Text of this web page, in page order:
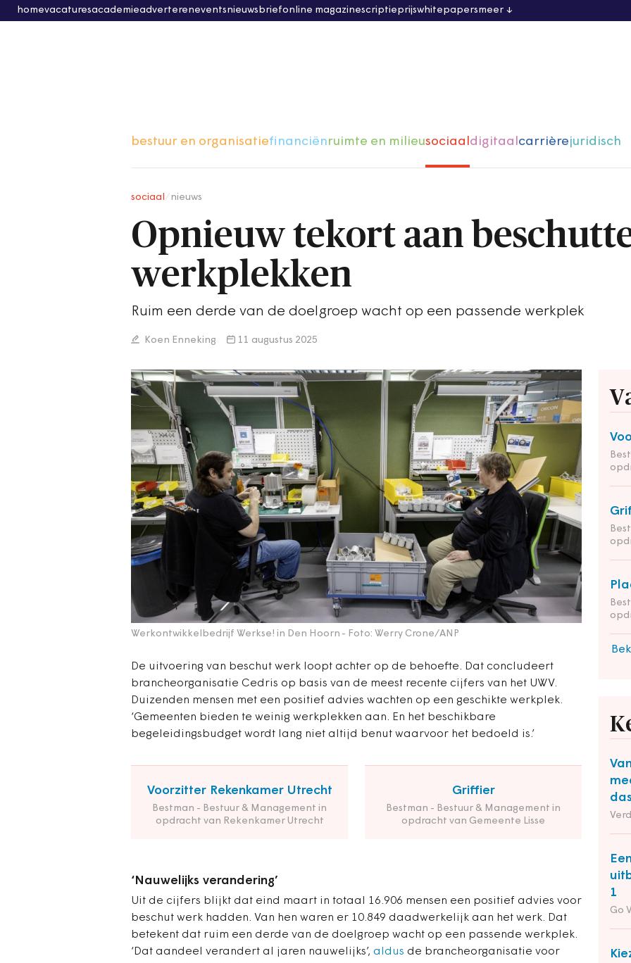
homevacaturesacademieadvertereneventsnieuwsbriefonline magazinescriptieprijswhitepapersmeer
bestuur en organisatiefinanciënruimte en milieusociaaldigitaalcarrièrejuridisch
sociaal nieuws
Opnieuw tekort aan
werkplekken
Ruim een derde van de doelgroep wacht op een passende werkplek
Koen Enneking 11 augustus 2025
Werkontwikkelbedrijf Werkse! in Den Hoorn - Foto: Werry Crone/ANP
De uitvoering van beschut werk loopt achter op de behoefte. Dat concludeert
brancheorganisatie Cedris op basis van de meest recente cijfers van het UWV.
Duizenden mensen met een positief advies wachten op een geschikte werkplek.
‘Gemeenten bieden te weinig werkplekken aan. En het beschikbare
begeleidingsbudget wordt lang niet altijd benut waarvoor het bedoeld is.’
Voorzitter Rekenkamer Utrecht
Bestman - Bestuur & Management in
opdracht van Rekenkamer Utrecht
Griffier
Bestman - Bestuur & Management in
opdracht van Gemeente Lisse
‘Nauwelijks verandering’
Uit de cijfers blijkt dat eind maart in totaal 16.906 mensen een positief advies voor
beschut werk hadden. Van hen waren er 10.849 daadwerkelijk aan het werk. Dat
betekent dat ruim een derde van de doelgroep wacht op een passende werkplek.
‘Dat aandeel verandert al jaren nauwelijks’, aldus de brancheorganisatie voor
1
Go